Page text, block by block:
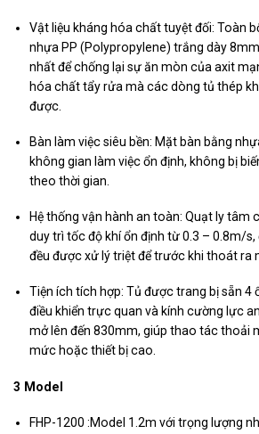
Vật liệu kháng hóa chất tuyệt đối: Toàn
nhựa PP (Polypropylene) trắng dày
nhất để chống lại sự ăn mòn của axit
hóa chất tẩy rửa mà các dòng tủ thép
được.
Bàn làm việc siêu bền: Mặt bàn bằng
không gian làm việc ổn định, không bị
theo thời gian.
Hệ thống vận hành an toàn: Quạt ly tâm
duy trì tốc độ khí ổn định từ 0.3 – 0.8m/
đều được xử lý triệt để trước khi thoát ra
Tiện ích tích hợp: Tủ được trang bị sẵn 4
điều khiển trực quan và kính cường lực
mở lên đến 830mm, giúp thao tác thoải
mức hoặc thiết bị cao.
3 Model
FHP-1200 :Model 1.2m với trọng lượng